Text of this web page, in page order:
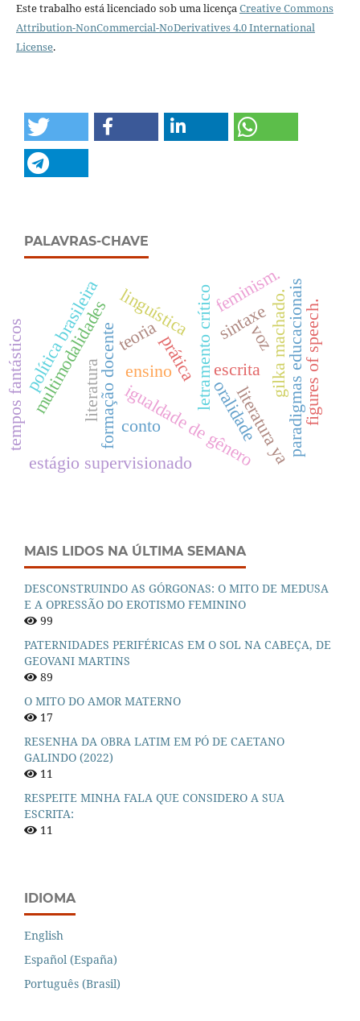
Este trabalho está licenciado sob uma licençaCreative Commons
Attribution-NonCommercial-NoDerivatives 4.0 International
License.
PALAVRAS-CHAVE
formação docenteteoriaprática
ensino
oralidade
letramento crítico
multimodalidades
igualdade de gênero
estágio supervisionado
sintaxe
tempos fantásticospolítica brasileira gilka machado.paradigmas educacionais
escrita
literatura literatura ya
linguística
conto
voz
feminism.
figures of speech.
MAIS LIDOS NA ÚLTIMA SEMANA
DESCONSTRUINDO AS GÓRGONAS: O MITO DE MEDUSA
E A OPRESSÃO DO EROTISMO FEMININO
99
PATERNIDADES PERIFÉRICAS EM O SOL NA CABEÇA, DE
GEOVANI MARTINS
89
O MITO DO AMOR MATERNO
17
RESENHA DA OBRA LATIM EM PÓ DE CAETANO
GALINDO (2022)
11
RESPEITE MINHA FALA QUE CONSIDERO A SUA
ESCRITA:
11
IDIOMA
English
Español (España)
Português (Brasil)